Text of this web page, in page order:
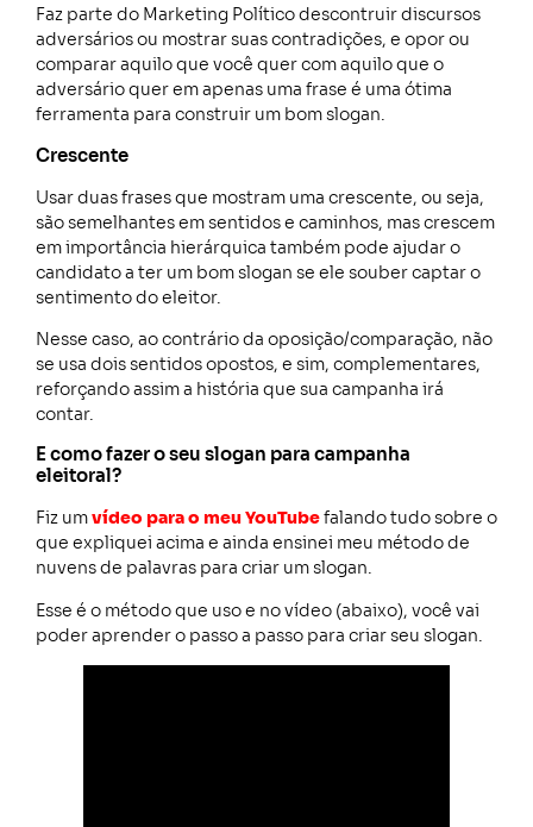
Faz parte do Marketing Político descontruir discursos
adversários ou mostrar suas contradições, e opor ou
comparar aquilo que você quer com aquilo que o
adversário quer em apenas uma frase é uma ótima
ferramenta para construir um bom slogan.
Crescente
Usar duas frases que mostram uma crescente, ou seja,
são semelhantes em sentidos e caminhos, mas crescem
em importância hierárquica também pode ajudar o
candidato a ter um bom slogan se ele souber captar o
sentimento do eleitor.
Nesse caso, ao contrário da oposição/comparação, não
se usa dois sentidos opostos, e sim, complementares,
reforçando assim a história que sua campanha irá
contar.
E como fazer o seu slogan para campanha
eleitoral?
Fiz umvídeo para o meu YouTubefalando tudo sobre o
que expliquei acima e ainda ensinei meu método de
nuvens de palavras para criar um slogan.
Esse é o método que uso e no vídeo (abaixo), você vai
poder aprender o passo a passo para criar seu slogan.